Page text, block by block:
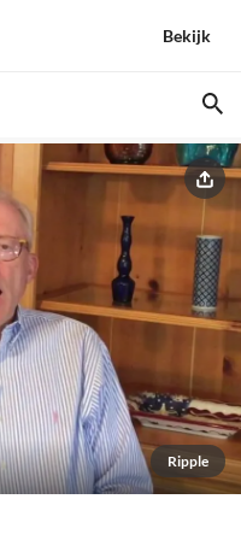
Bekijk
Ripple